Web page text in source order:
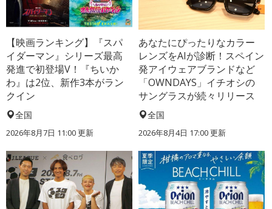
【映画ランキング】『スパ
イダーマン』シリーズ最高
発進で初登場V！『ちいか
わ』は2位、新作3本がラン
クイン
全国
2026年8月7日 11:00更新
あなたにぴったりなカラー
レンズをAIが診断！スペイン
発アイウェアブランドなど
「OWNDAYS」イチオシの
サングラスが続々リリース
全国
2026年8月4日 17:00更新